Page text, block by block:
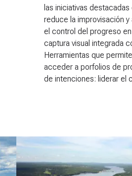
las iniciativas
reduce la improvisación
el control del progreso
captura visual integrada
Herramientas que
acceder a porfolios de
de intenciones: liderar el